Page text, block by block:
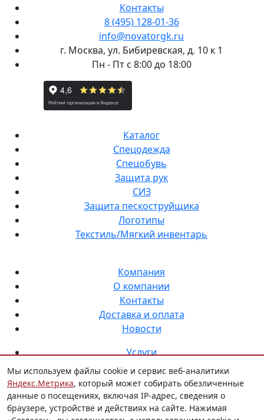
Контакты
8 (495) 128-01-36
info@novatorgk.ru
г. Москва, ул. Бибиревская, д. 10 к 1
Пн - Пт с 8:00 до 18:00
Каталог
Спецодежда
Спецобувь
Защита рук
СИЗ
Защита пескоструйщика
Логотипы
Текстиль/Мягкий инвентарь
Компания
О компании
Контакты
Доставка и оплата
Новости
Услуги
Нанесение логотипа на спецодежду
Индивидуальный пошив
Аутсорсинг снабжения СИЗ
Мы используем файлы cookie и сервис веб-аналитики
Яндекс.Метрика, который может собирать обезличенные
данные о посещениях, включая IP-адрес, сведения о
браузере, устройстве и действиях на сайте. Нажимая